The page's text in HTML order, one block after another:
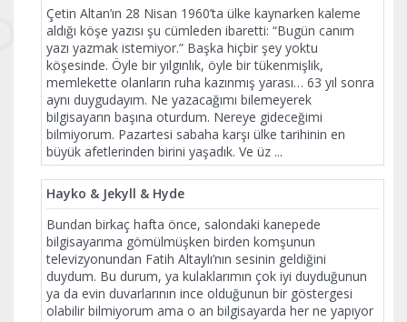
Çetin Altan’ın 28 Nisan 1960’ta ülke kaynarken kaleme
aldığı köşe yazısı şu cümleden ibaretti: “Bugün canım
yazı yazmak istemiyor.” Başka hiçbir şey yoktu
köşesinde. Öyle bir yılgınlık, öyle bir tükenmişlik,
memlekette olanların ruha kazınmış yarası… 63 yıl sonra
aynı duygudayım. Ne yazacağımı bilemeyerek
bilgisayarın başına oturdum. Nereye gideceğimi
bilmiyorum. Pazartesi sabaha karşı ülke tarihinin en
büyük afetlerinden birini yaşadık. Ve üz ...
Hayko & Jekyll & Hyde
Bundan birkaç hafta önce, salondaki kanepede
bilgisayarıma gömülmüşken birden komşunun
televizyonundan Fatih Altaylı’nın sesinin geldiğini
duydum. Bu durum, ya kulaklarımın çok iyi duyduğunun
ya da evin duvarlarının ince olduğunun bir göstergesi
olabilir bilmiyorum ama o an bilgisayarda her ne yapıyor